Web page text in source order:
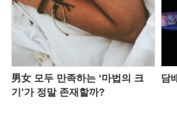
男女 모두 만족하는 ‘마법의 크
기’가 정말 존재할까?
담